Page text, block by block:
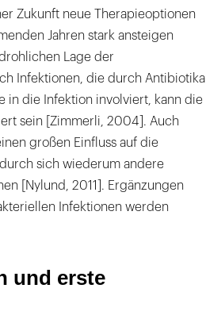
Zukunft neue Therapieoptionen
Jahren stark ansteigen
Lage der
Infektionen, die durch Antibiotika
in die Infektion involviert, kann die
sein [Zimmerli, 2004]. Auch
großen Einfluss auf die
sich wiederum andere
[Nylund, 2011]. Ergänzungen
Infektionen werden
und erste